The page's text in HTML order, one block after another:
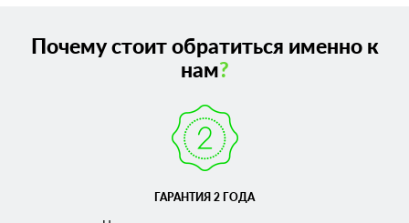
Почему стоит обратиться именно к
нам?
ГАРАНТИЯ 2 ГОДА